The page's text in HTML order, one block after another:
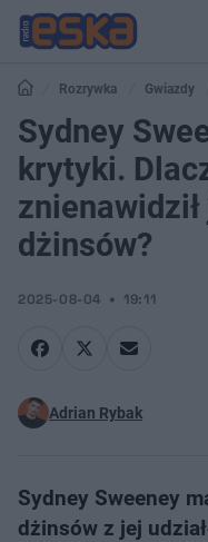
Rozrywka Gwiazdy
świat znienawidził ją za reklamę
Sydney
krytyki.
dżinsów?
2025-08-04 19:11
Adrian Rybak
Sydney Sweeney
dżinsów z jej